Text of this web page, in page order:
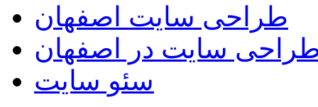
طراحی سایت اصفهان
سایت در اصفهان
سئو سایت